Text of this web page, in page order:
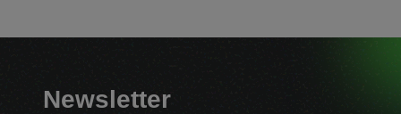
Newsletter